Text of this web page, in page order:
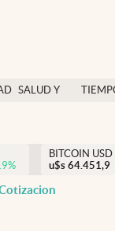
SALUD Y
México
%
BITCOIN USD
u$s 64.451,9